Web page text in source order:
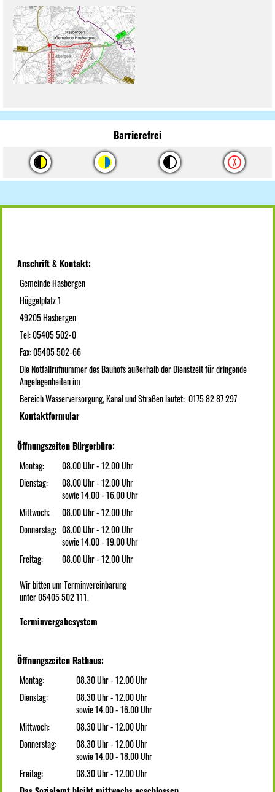
Barrierefrei
Anschrift & Kontakt:
Gemeinde Hasbergen
Hüggelplatz 1
49205 Hasbergen
Tel: 05405 502-0
Fax: 05405 502-66
Die Notfallrufnummer des Bauhofs außerhalb der Dienstzeit für dringende
Angelegenheiten im
Bereich Wasserversorgung, Kanal und Straßen lautet: 0175 82 87 297
Kontaktformular
Öffnungszeiten Bürgerbüro:
Montag:
08.00 Uhr - 12.00 Uhr
Dienstag:
08.00 Uhr - 12.00 Uhr
sowie 14.00 - 16.00 Uhr
Mittwoch:
08.00 Uhr - 12.00 Uhr
Donnerstag: 08.00 Uhr - 12.00 Uhr
sowie 14.00 - 19.00 Uhr
Freitag:
08.00 Uhr - 12.00 Uhr
Wir bitten um Terminvereinbarung
unter 05405 502 111.
Terminvergabesystem
Öffnungszeiten Rathaus:
Montag:
08.30 Uhr - 12.00 Uhr
Dienstag:
08.30 Uhr - 12.00 Uhr
sowie 14.00 - 16.00 Uhr
Mittwoch:
08.30 Uhr - 12.00 Uhr
Donnerstag:
08.30 Uhr - 12.00 Uhr
sowie 14.00 - 18.00 Uhr
Freitag:
08.30 Uhr - 12.00 Uhr